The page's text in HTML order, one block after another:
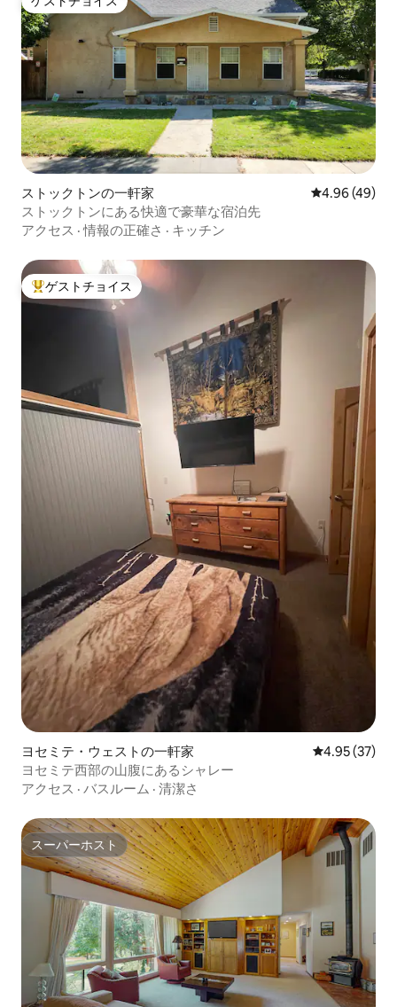
た、カルトレインはサンタクララ郡の一
部で鉄道サービスを提供しています。 ベ
イエリア内ではBARTもご利用いただけま
す。 このコンドミニアムはとても清潔
で、費用をかけずに最新の状態に保たれ
ています。 写真は現在の状態を反映して
おり、驚くことはありません。 このロフ
トはサンタナロウの通りにあり、Kit &
AceとLuLulemonの真上にあります。 窓
からはテスラモーターズ、ストレイツカ
ます。 サンタナロウやサンノゼで滞在す
るなら、最高のロケーションです。
ゲストチョイス
ストックトンの一軒家 レビュー49
4.96 (49)
ストックトンにある快適で豪華な宿泊先
アクセス ·情報の正確さ · キッチン
大好評のゲストチョイスです。
ゲストチョイス
ヨセミテ・ウェストの一軒家 レビュー37
4.95 (37)
ヨセミテ西部の山腹にあるシャレー
アクセス · バスルーム · 清潔さ
スーパーホスト
スーパーホスト